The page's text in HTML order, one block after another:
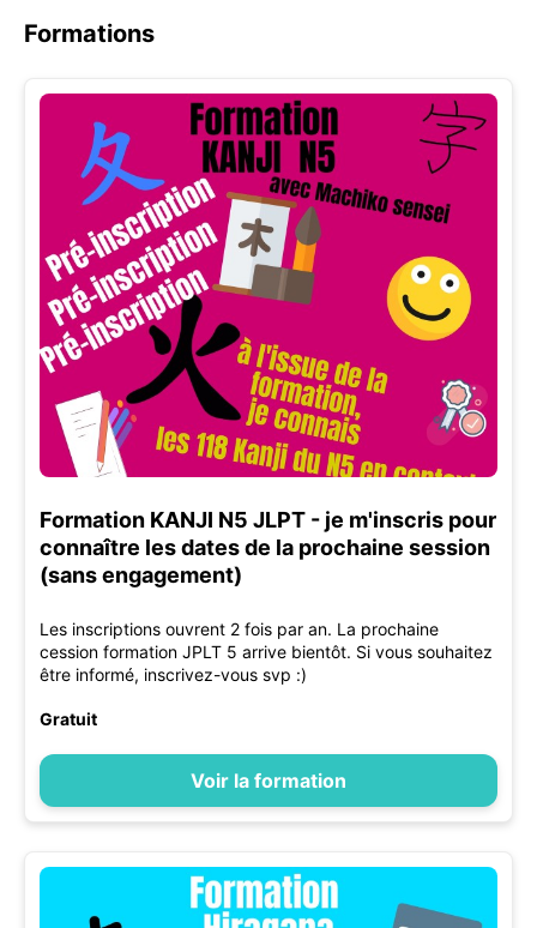
Formations
Formation KANJI N5 JLPT - je m'inscris pour
connaître les dates de la prochaine session
(sans engagement)
Les inscriptions ouvrent 2 fois par an. La prochaine
cession formation JPLT 5 arrive bientôt. Si vous souhaitez
être informé, inscrivez-vous svp :)
Gratuit
Voir la formation